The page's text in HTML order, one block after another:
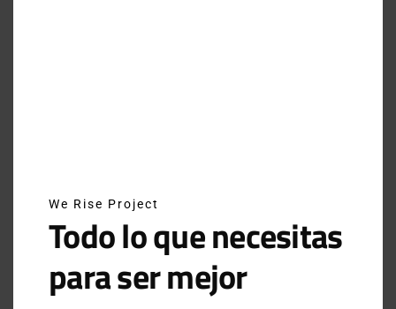
SUSCRÍBETE A NUESTRO NEWSLETTER
SUBSCRIBE
We Rise Project
Todo lo que necesitas
para ser mejor